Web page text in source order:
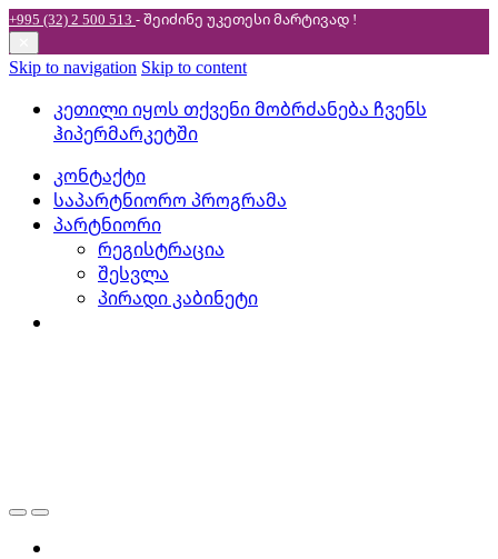
+995 (32) 2 500 513 - შეიძინე უკეთესიმარტივად !
Skip to navigation Skip to content
კეთილი იყოს თქვენი მობრძანება ჩვენს
ჰიპერმარკეტში
კონტაქტი
საპარტნიორო პროგრამა
პარტნიორი
რეგისტრაცია
შესვლა
პირადი კაბინეტი